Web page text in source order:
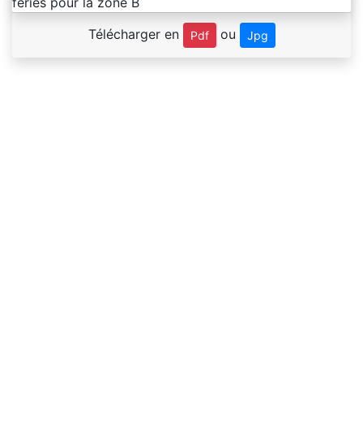
Télécharger en Pdf ou Jpg